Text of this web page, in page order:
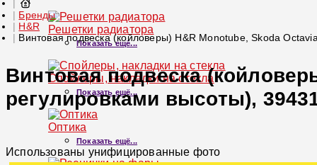
Решетки радиатора
Показать ещё...
Спойлеры, накладки на стекла
Показать ещё...
Оптика
Показать ещё...
Бренды
H&R
Винтовая подвеска (койловеры) H&R Monotube, Skoda
Винтовая подвеска
регулировками высоты),
Использованы унифицированные фото